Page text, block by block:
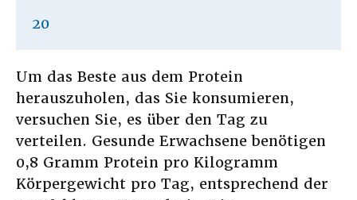
20
Um das Beste aus dem Protein
herauszuholen, das Sie konsumieren,
versuchen Sie, es über den Tag zu
verteilen. Gesunde Erwachsene benötigen
0,8 Gramm Protein pro Kilogramm
Körpergewicht pro Tag, entsprechend der